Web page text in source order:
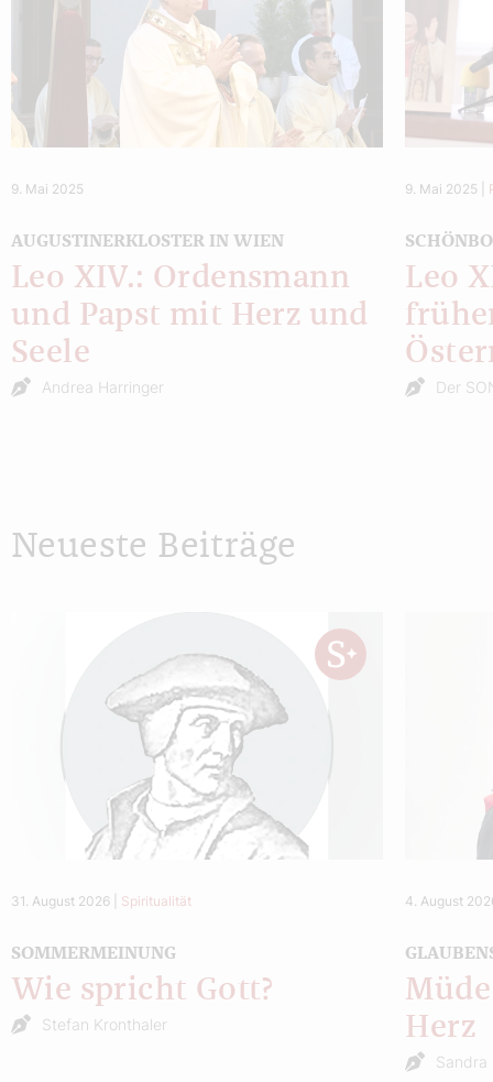
9. Mai 2025
AUGUSTINERKLOSTER IN WIEN
Leo XIV.: Ordensmann
und Papst mit Herz und
Seele
Andrea Harringer
9. Mai 2025
Leo
Der
Neueste Beiträge
31. August 2026 Spiritualität
SOMMERMEINUNG
Wie spricht Gott?
Stefan Kronthaler
4. August
Herz
Sandra